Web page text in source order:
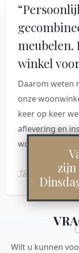
meubelen.
winkel
Daarom weten
onze
keer op keer
aflevering en
worden klanten
Jan Willem Pot
Wilt u kunnen
zijn